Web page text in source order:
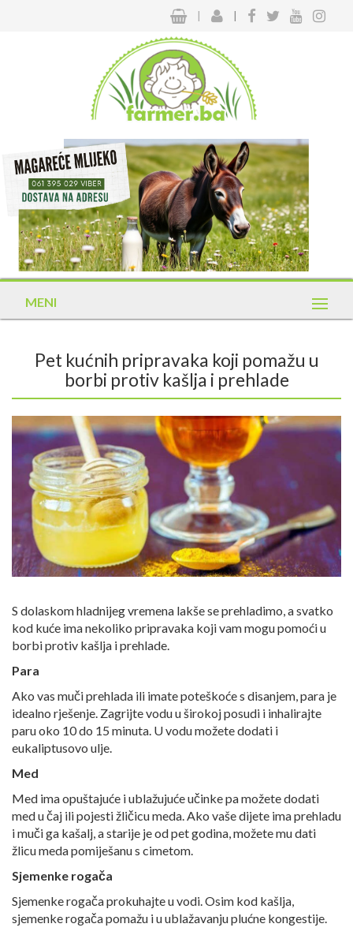
| |
MENI
Pet kućnih pripravaka koji pomažu u
borbi protiv kašlja i prehlade
S dolaskom hladnijeg vremena lakše se prehladimo, a svatko
kod kuće ima nekoliko pripravaka koji vam mogu pomoći u
borbi protiv kašlja i prehlade.
Para
Ako vas muči prehlada ili imate poteškoće s disanjem, para je
idealno rješenje. Zagrijte vodu u širokoj posudi i inhalirajte
paru oko 10 do 15 minuta. U vodu možete dodati i
eukaliptusovo ulje.
Med
Med ima opuštajuće i ublažujuće učinke pa možete dodati
med u čaj ili pojesti žličicu meda. Ako vaše dijete ima prehladu
i muči ga kašalj, a starije je od pet godina, možete mu dati
žlicu meda pomiješanu s cimetom.
Sjemenke rogača
Sjemenke rogača prokuhajte u vodi. Osim kod kašlja,
sjemenke rogača pomažu i u ublažavanju plućne kongestije.